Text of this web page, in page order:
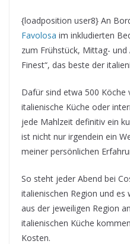
{loadposition user8} An
Favolosa im inkludierten
zum Frühstück, Mittag- und
Finest“, das beste der
Dafür sind etwa 500
italienische Küche oder
jede Mahlzeit definitiv ein
ist nicht nur irgendein ein
meiner persönlichen
So steht jeder Abend bei
italienischen Region und es
aus der jeweiligen Region
italienischen Küche
Kosten.